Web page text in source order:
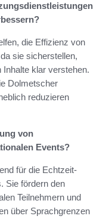
die Effizienz von
sie sicherstellen,
klar verstehen.
Dolmetscher
reduzieren
von
Events?
für die Echtzeit-
Sie fördern den
Teilnehmern und
über Sprachgrenzen